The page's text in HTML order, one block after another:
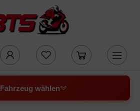
Fahrzeug wählen